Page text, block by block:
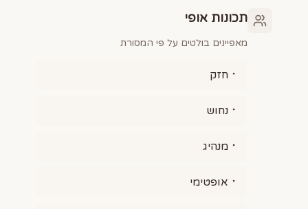
תכונות אופי
מאפיינים בולטים על פי המסורת
חזק
נחוש
מנהיג
אופטימי